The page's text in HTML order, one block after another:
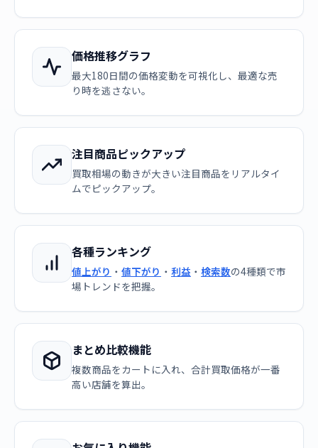
価格推移グラフ
最大180日間の価格変動を可視化し、最適な売
り時を逃さない。
注目商品ピックアップ
買取相場の動きが大きい注目商品をリアルタイ
ムでピックアップ。
各種ランキング
値上がり ・ 値下がり ・ 利益 ・ 検索数の4種類で市
場トレンドを把握。
まとめ比較機能
複数商品をカートに入れ、合計買取価格が一番
高い店舗を算出。